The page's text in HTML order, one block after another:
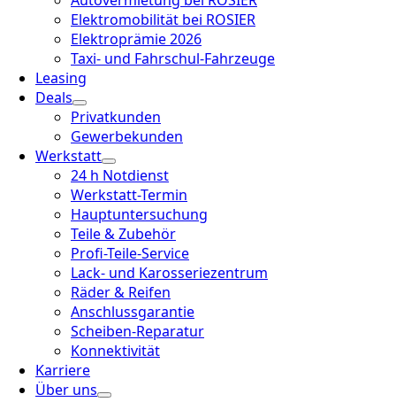
Elektromobilität bei ROSIER
Elektroprämie 2026
Taxi- und Fahrschul-Fahrzeuge
Leasing
Deals
Privatkunden
Gewerbekunden
Werkstatt
24 h Notdienst
Werkstatt-Termin
Hauptuntersuchung
Teile & Zubehör
Profi-Teile-Service
Lack- und Karosseriezentrum
Räder & Reifen
Anschlussgarantie
Scheiben-Reparatur
Konnektivität
Karriere
Über uns